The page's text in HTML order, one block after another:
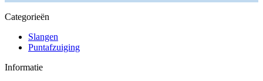
Categorieën
Slangen
Puntafzuiging
Informatie